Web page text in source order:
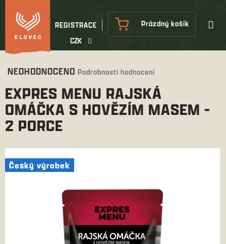
Přejít
na
obsah
CZK
REGISTRACE
NÁKUPNÍ
KOŠÍK
Prázdný košík
Průměrné
produktu
je
0,0
z
hvězdiček.
NEOHODNOCENO Podrobnosti hodnocení
EXPRES MENU RAJSKÁ
OMÁČKA S HOVĚZÍM MASEM -
2 PORCE
Český výrobek
Český výrobek